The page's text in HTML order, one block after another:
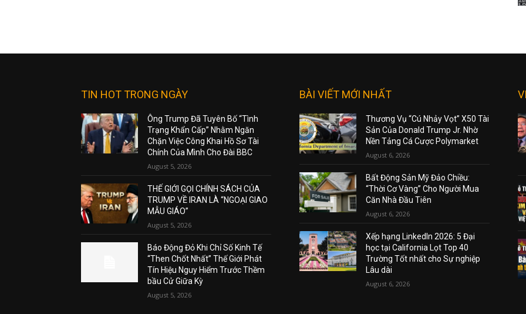
TIN HOT TRONG NGÀY
Ông Trump Đã Tuyên Bố “Tình
Trạng Khẩn Cấp” Nhằm Ngăn
Chặn Việc Công Khai Hồ Sơ Tài
Chính Của Mình Cho Đài BBC
August 5, 2026
THẾ GIỚI GỌI CHÍNH SÁCH CỦA
TRUMP VỀ IRAN LÀ “NGOẠI GIAO
MẪU GIÁO”
August 5, 2026
Báo Động Đỏ Khi Chỉ Số Kinh Tế
“Then Chốt Nhất” Thế Giới Phát
Tín Hiệu Nguy Hiểm Trước Thềm
bầu Cử Giữa Kỳ
August 5, 2026
BÀI VIẾT MỚI NHẤT
Thương Vụ “Cú Nhảy Vọt” X50 Tài
Sản Của Donald Trump Jr. Nhờ
Nền Tảng Cá Cược Polymarket
August 6, 2026
Bất Động Sản Mỹ Đảo Chiều:
“Thời Cơ Vàng” Cho Người Mua
Căn Nhà Đầu Tiên
August 6, 2026
Xếp hạng LinkedIn 2026: 5 Đại
học tại California Lọt Top 40
Trường Tốt nhất cho Sự nghiệp
Lâu dài
August 6, 2026